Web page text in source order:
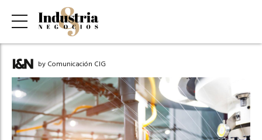
by Comunicación CIG